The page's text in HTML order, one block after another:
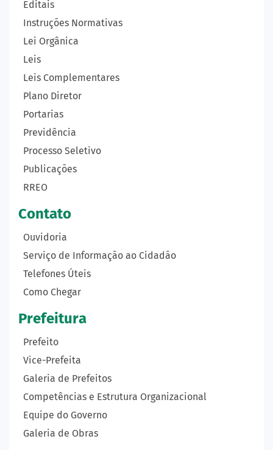
Editais
Instruções Normativas
Lei Orgânica
Leis
Leis Complementares
Plano Diretor
Portarias
Previdência
Processo Seletivo
Publicações
RREO
Contato
Ouvidoria
Serviço de Informação ao Cidadão
Telefones Úteis
Como Chegar
Prefeitura
Prefeito
Vice-Prefeita
Galeria de Prefeitos
Competências e Estrutura Organizacional
Equipe do Governo
Galeria de Obras